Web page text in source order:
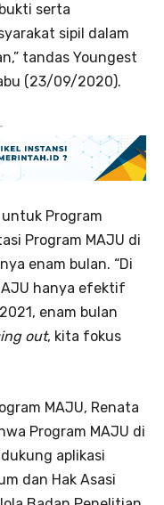
serta
sipil dalam
tandas Youngest
(23/09/2020).
Program
Program MAJU di
enam bulan. “Di
hanya efektif
enam bulan
out, kita fokus
MAJU, Renata
Program MAJU di
aplikasi
dan Hak Asasi